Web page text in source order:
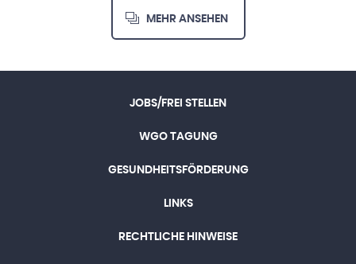
MEHR ANSEHEN
JOBS/FREI STELLEN
WGO TAGUNG
GESUNDHEITSFÖRDERUNG
LINKS
RECHTLICHE HINWEISE